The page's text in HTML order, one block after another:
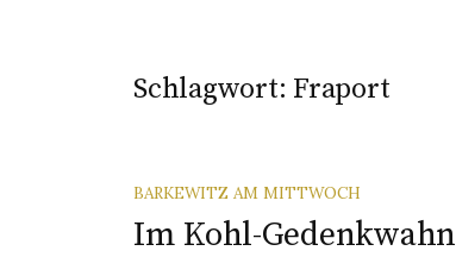
Schlagwort: Fraport
BARKEWITZ AM MITTWOCH
Im Kohl-Gedenkwahn